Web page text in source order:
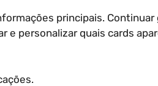
principais. Continuar
e personalizar quais cards